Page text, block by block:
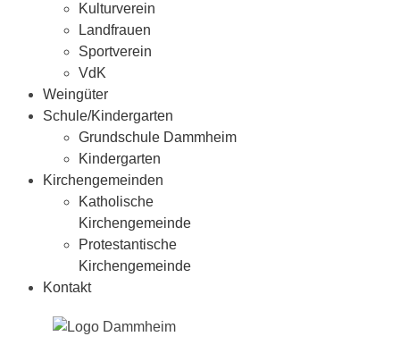
Kulturverein
Landfrauen
Sportverein
VdK
Weingüter
Schule/Kindergarten
Grundschule Dammheim
Kindergarten
Kirchengemeinden
Katholische
Kirchengemeinde
Protestantische
Kirchengemeinde
Kontakt